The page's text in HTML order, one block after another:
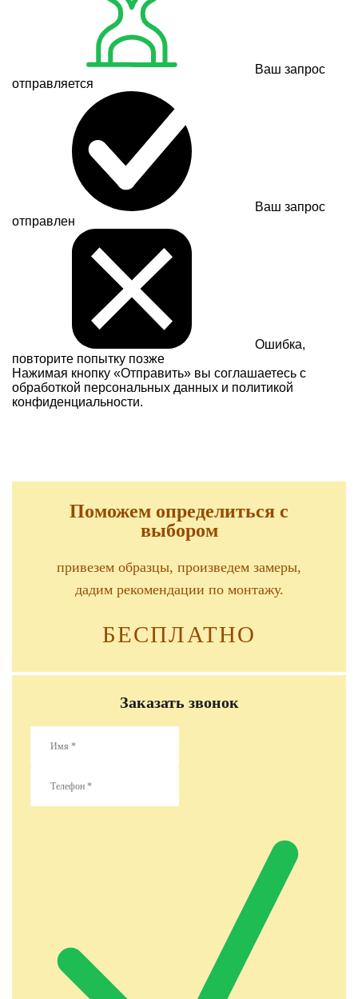
Ваш запрос
отправляется
Ваш запрос
отправлен
Ошибка,
повторите попытку позже
Нажимая кнопку «Отправить» вы соглашаетесь с
обработкой персональных данных и политикой
конфиденциальности.
Поможем определиться с
выбором
привезем образцы, произведем замеры,
дадим рекомендации по монтажу.
БЕСПЛАТНО
Заказать звонок